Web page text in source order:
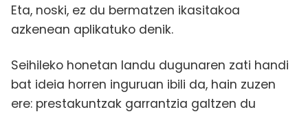
Eta, noski, ez du bermatzen ikasitakoa
azkenean aplikatuko denik.
Seihileko honetan landu dugunaren zati handi
bat ideia horren inguruan ibili da, hain zuzen
ere: prestakuntzak garrantzia galtzen du